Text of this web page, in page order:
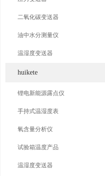
二氧化碳变送器
油中水分测量仪
温湿度变送器
huikete
锂电新能源露点仪
手持式温湿度表
氧含量分析仪
试验箱温度产品
温湿度变送器